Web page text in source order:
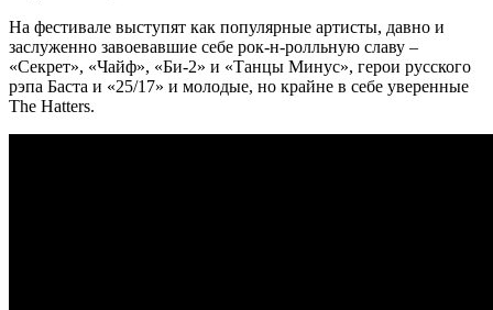
На фестивале выступят как популярные артисты, давно и
заслуженно завоевавшие себе рок-н-ролльную славу –
«Секрет», «Чайф», «Би-2» и «Танцы Минус», герои русского
рэпа Баста и «25/17» и молодые, но крайне в себе уверенные
The Hatters.